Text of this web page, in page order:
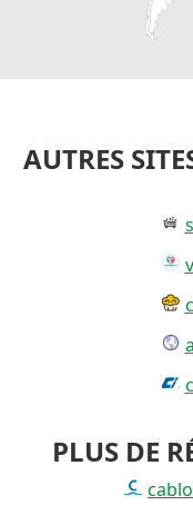
AUTRES
PLUS DE